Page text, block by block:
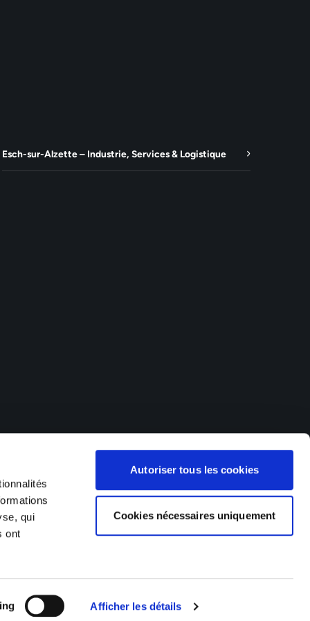
qui
ont
Afficher les détails
Autoriser tous les cookies
Cookies nécessaires uniquement
Esch-sur-Alzette – Industrie, Services & Logistique
d'emploi dans de nombreux secteurs d'activités. Nos
Metz, Thionville), en Franche-Comté et dans le
(Delémont, Saigneléger) et au Luxembourg (Esch
Made by Izhak